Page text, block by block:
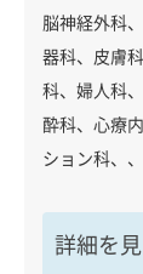
脳神経外科
器科、皮膚
科、婦人科
酔科、心療
ション科、、
詳細を